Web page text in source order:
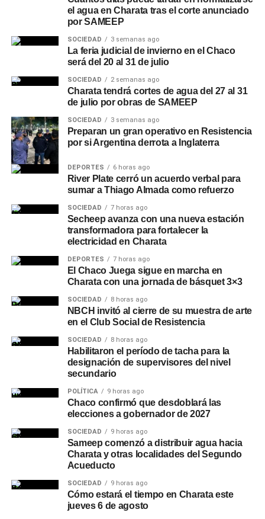
el agua en Charata tras el corte anunciado
por SAMEEP
SOCIEDAD 3 semanas ago
La feria judicial de invierno en el Chaco
será del 20 al 31 de julio
SOCIEDAD 2 semanas ago
Charata tendrá cortes de agua del 27 al 31
de julio por obras de SAMEEP
SOCIEDAD 3 semanas ago
Preparan un gran operativo en Resistencia
por si Argentina derrota a Inglaterra
DEPORTES 6 horas ago
River Plate cerró un acuerdo verbal para
sumar a Thiago Almada como refuerzo
SOCIEDAD 7 horas ago
Secheep avanza con una nueva estación
transformadora para fortalecer la
electricidad en Charata
DEPORTES 7 horas ago
El Chaco Juega sigue en marcha en
Charata con una jornada de básquet 3×3
SOCIEDAD 8 horas ago
NBCH invitó al cierre de su muestra de arte
en el Club Social de Resistencia
SOCIEDAD 8 horas ago
Habilitaron el período de tacha para la
designación de supervisores del nivel
secundario
POLÍTICA 9 horas ago
Chaco confirmó que desdoblará las
elecciones a gobernador de 2027
SOCIEDAD 9 horas ago
Sameep comenzó a distribuir agua hacia
Charata y otras localidades del Segundo
Acueducto
SOCIEDAD 9 horas ago
Cómo estará el tiempo en Charata este
jueves 6 de agosto